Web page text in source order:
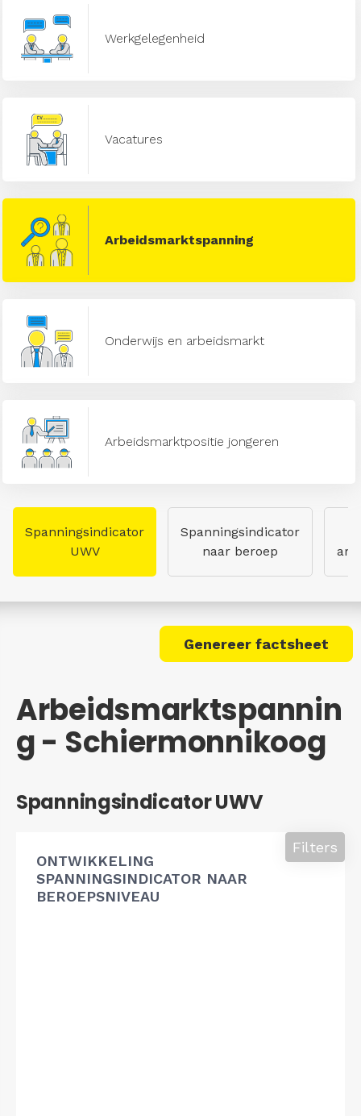
Werkgelegenheid
Vacatures
Arbeidsmarktspanning
Onderwijs en arbeidsmarkt
Arbeidsmarktpositie jongeren
Spanningsindicator
UWV
Spanningsindicator
naar beroep
Genereer factsheet
Arbeidsmarktspannin
g - Schiermonnikoog
Spanningsindicator UWV
ONTWIKKELING
SPANNINGSINDICATOR NAAR
BEROEPSNIVEAU
Filters